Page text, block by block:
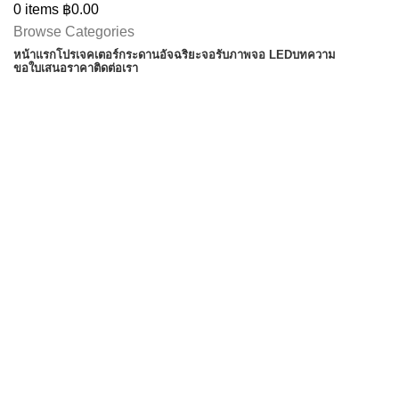
0 items ฿0.00
Browse Categories
หน้าแรกโปรเจคเตอร์กระดานอัจฉริยะจอรับภาพจอ LEDบทความ
ขอใบเสนอราคาติดต่อเรา